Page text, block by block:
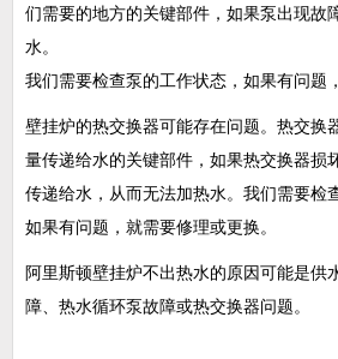
们需要的地方的关键部件，如果泵出现故
水。
我们需要检查泵的工作状态，如果有问题
壁挂炉的热交换器可能存在问题。热交换
量传递给水的关键部件，如果热交换器损
传递给水，从而无法加热水。我们需要检
如果有问题，就需要修理或更换。
阿里斯顿壁挂炉不出热水的原因可能是供
障、热水循环泵故障或热交换器问题。